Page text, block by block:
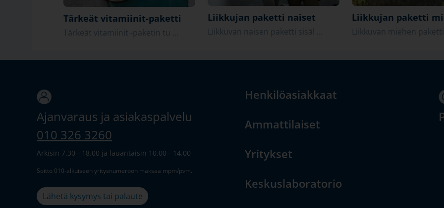
Tärkeät vitamiinit-paketti
Tärkeät vitamiinit -paketin tu ...
Liikkujan paketti naiset
Liikkuvan naisen paketti sisäl ...
Liikkujan paketti
Liikkuvan miehen
Ajanvaraus ja asiakaspalvelu
010 326 3260
Arkisin 7.30 - 18.00 ja lauantaisin 10.00 - 14.00
Soitto 010-alkuiseen yritysnumeroon maksaa mpm/pvm.
Lähetä kysymys tai palaute
Henkilöasiakkaat
Ammattilaiset
Yritykset
Keskuslaboratorio